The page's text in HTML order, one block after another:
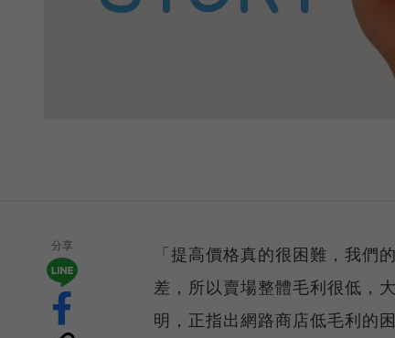
分享
「提高價格真的很困難，我們
差，所以賣場整體毛利很低，
明，正指出網路商店低毛利的